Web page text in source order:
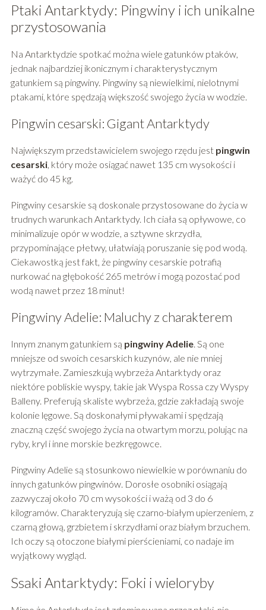
Ptaki Antarktydy: Pingwiny i ich unikalne
przystosowania
Na Antarktydzie spotkać można wiele gatunków ptaków,
jednak najbardziej ikonicznym i charakterystycznym
gatunkiem są pingwiny. Pingwiny są niewielkimi, nielotnymi
ptakami, które spędzają większość swojego życia w wodzie.
Pingwin cesarski: Gigant Antarktydy
Największym przedstawicielem swojego rzędu jest pingwin
cesarski, który może osiągać nawet 135 cm wysokości i
ważyć do 45 kg.
Pingwiny cesarskie są doskonale przystosowane do życia w
trudnych warunkach Antarktydy. Ich ciała są opływowe, co
minimalizuje opór w wodzie, a sztywne skrzydła,
przypominające płetwy, ułatwiają poruszanie się pod wodą.
Ciekawostką jest fakt, że pingwiny cesarskie potrafią
nurkować na głębokość 265 metrów i mogą pozostać pod
wodą nawet przez 18 minut!
Pingwiny Adelie: Maluchy z charakterem
Innym znanym gatunkiem są pingwiny Adelie. Są one
mniejsze od swoich cesarskich kuzynów, ale nie mniej
wytrzymałe. Zamieszkują wybrzeża Antarktydy oraz
niektóre pobliskie wyspy, takie jak Wyspa Rossa czy Wyspy
Balleny. Preferują skaliste wybrzeża, gdzie zakładają swoje
kolonie lęgowe. Są doskonałymi pływakami i spędzają
znaczną część swojego życia na otwartym morzu, polując na
ryby, kryl i inne morskie bezkręgowce.
Pingwiny Adelie są stosunkowo niewielkie w porównaniu do
innych gatunków pingwinów. Dorosłe osobniki osiągają
zazwyczaj około 70 cm wysokości i ważą od 3 do 6
kilogramów. Charakteryzują się czarno-białym upierzeniem, z
czarną głową, grzbietem i skrzydłami oraz białym brzuchem.
Ich oczy są otoczone białymi pierścieniami, co nadaje im
wyjątkowy wygląd.
Ssaki Antarktydy: Foki i wieloryby